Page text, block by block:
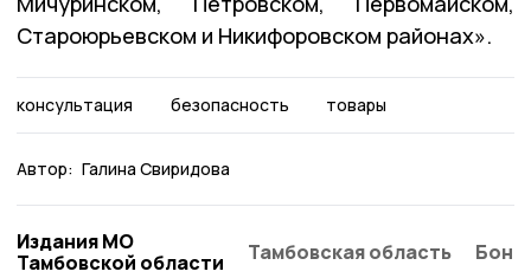
Староюрьевском и Никифоровском районах».
консультация безопасность товары
Автор: Галина Свиридова
Издания МО
Тамбовской области
Тамбовская область